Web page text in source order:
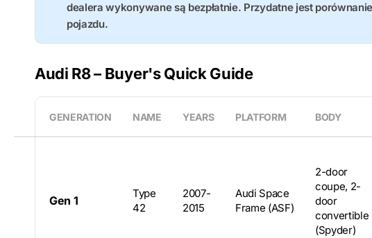
dealera wykonywane są bezpłatnie. Przydatne jest
pojazdu.
Audi R8 – Buyer's Quick Guide
GENERATION NAME YEARS PLATFORM BODY
Gen 1
Type
42
2007-
2015
Audi Space
Frame (ASF)
2-door
coupe, 2-
door
convertible
(Spyder)